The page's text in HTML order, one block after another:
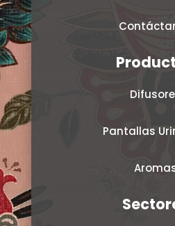
Pantallas